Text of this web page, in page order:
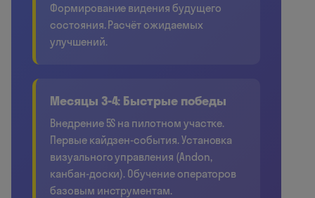
Формирование видения будущего
состояния. Расчёт ожидаемых
улучшений.
Месяцы 3-4: Быстрые победы
Внедрение 5S на пилотном участке.
Первые кайдзен-события. Установка
визуального управления (Andon,
канбан-доски). Обучение операторов
базовым инструментам.